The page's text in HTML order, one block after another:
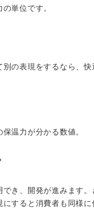
単位です。
の表現をするなら、
温力が分かる数値。
き、開発が進みます。
すると消費者も同様